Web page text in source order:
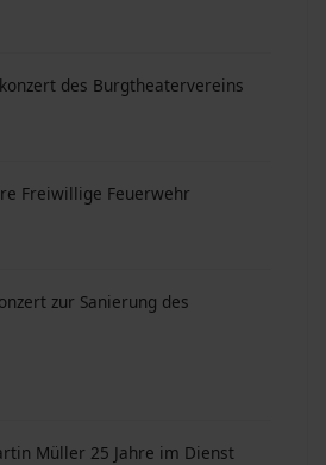
des Burgtheatervereins
Freiwillige Feuerwehr
zur Sanierung des
Müller 25 Jahre im Dienst